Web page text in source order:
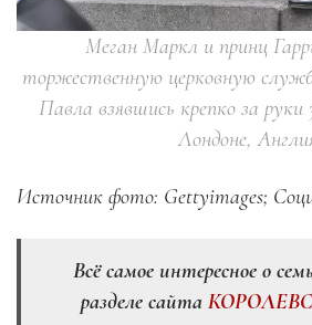
Меган Маркл и принц
торжественную церковную
Павла взявшись крепко за руки
Лондоне,
Источник фото: Gettyimages;
Всё самое интересное о
разделе сайта